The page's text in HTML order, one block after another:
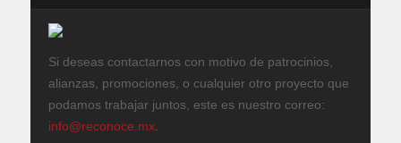
Si deseas contactarnos con motivo de patrocinios,
alianzas, promociones, o cualquier otro proyecto que
podamos trabajar juntos, este es nuestro correo:
info@reconoce.mx